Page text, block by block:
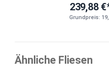
239,88
Grundpreis:
Ähnliche Fliesen